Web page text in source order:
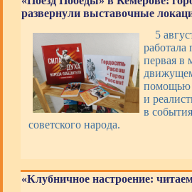
развернули выставочные
5
первая в
помощью
и
в
советского народа.
«Клубничное настроение: